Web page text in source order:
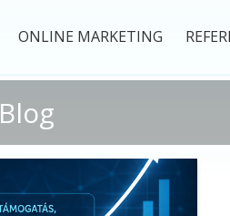
ONLINE MARKETING
Blog